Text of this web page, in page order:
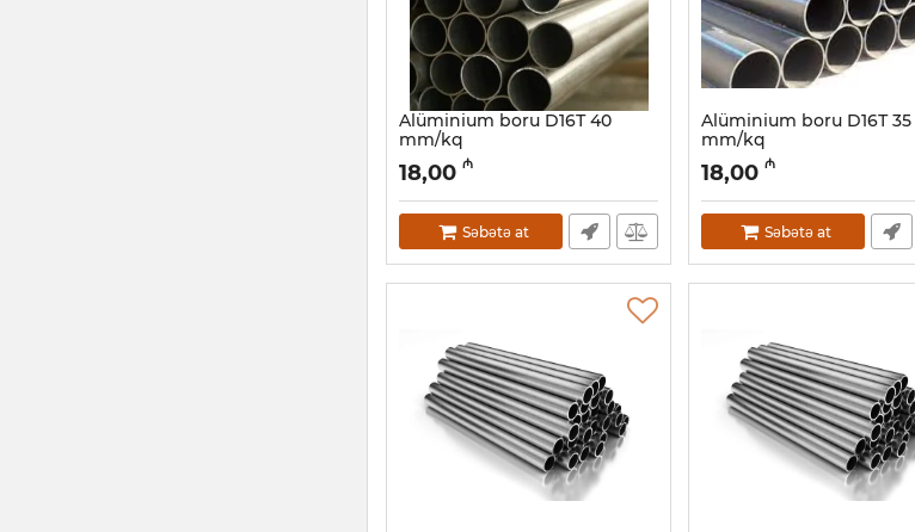
Alüminium boru D16Т 40
mm/kq
Artikul: 030001052
18,00 ₼
Səbətə at
Alüminium boru D16Т 35
mm/kq
Artikul: 030001051
18,00 ₼
Səbətə at